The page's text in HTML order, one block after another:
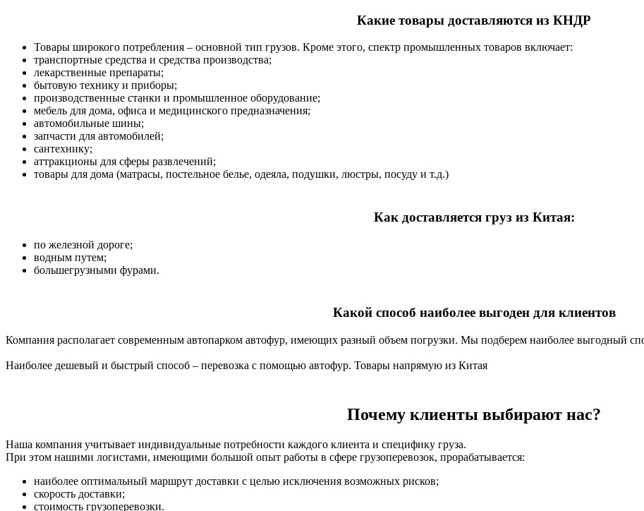
Какие товары доставляются из КНДР
Товары широкого потребления – основной тип грузов. Кроме этого, спектр промышленных товаров включает:
транспортные средства и средства производства;
лекарственные препараты;
бытовую технику и приборы;
производственные станки и промышленное оборудование;
мебель для дома, офиса и медицинского предназначения;
автомобильные шины;
запчасти для автомобилей;
сантехнику;
аттракционы для сферы развлечений;
товары для дома (матрасы, постельное белье, одеяла, подушки, люстры, посуду и т.д.)
Как доставляется груз из Китая:
по железной дороге;
водным путем;
большегрузными фурами.
Какой способ наиболее выгоден для клиентов
Компания располагает современным автопарком автофур, имеющих разный объем погрузки. Мы подберем наиболее выгодный
Наиболее дешевый и быстрый способ – перевозка с помощью автофур. Товары напрямую из Китая
Почему клиенты выбирают нас?
Наша компания учитывает индивидуальные потребности каждого клиента и специфику груза.
При этом нашими логистами, имеющими большой опыт работы в сфере грузоперевозок, прорабатывается:
наиболее оптимальный маршрут доставки с целью исключения возможных рисков;
скорость доставки;
стоимость грузоперевозки.